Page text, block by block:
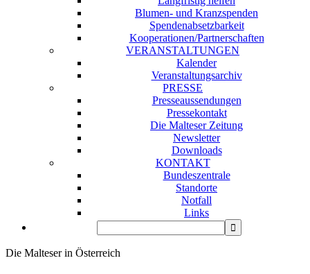
Blumen- und Kranzspenden
Spendenabsetzbarkeit
Kooperationen/Partnerschaften
VERANSTALTUNGEN
Kalender
Veranstaltungsarchiv
PRESSE
Presseaussendungen
Pressekontakt
Die Malteser Zeitung
Newsletter
Downloads
KONTAKT
Bundeszentrale
Standorte
Notfall
Links
Die Malteser in Österreich